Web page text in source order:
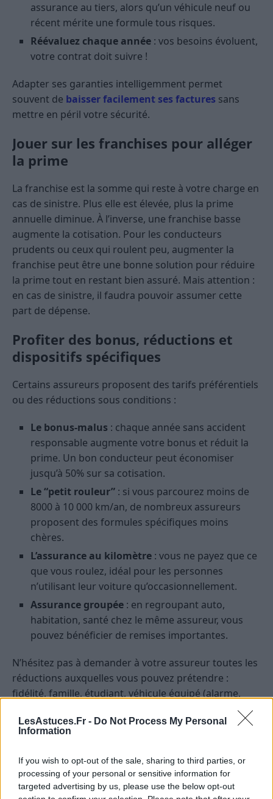
LesAstuces.Fr - Do Not Process My Personal
Information
If you wish to opt-out of the sale, sharing to third parties, or
processing of your personal or sensitive information for
targeted advertising by us, please use the below opt-out
assurance au tiers, alors qu’un véhicule neuf ou
récent mérite une formule tous risques.
Réévaluez chaque année : vos besoins évoluent,
votre contrat doit suivre !
Adapter ses garanties intelligemment permet
souvent de baisser facilement ses factures sans
mettre en péril votre sécurité.
Jouer sur les franchises pour alléger
la prime
La franchise est la somme qui reste à votre charge en
cas de sinistre. Plus elle est élevée, plus la prime
annuelle diminue. À l’inverse, une franchise basse
augmente la cotisation. Pour les conducteurs
prudents ou ceux qui roulent peu, augmenter la
franchise peut être une bonne solution pour réduire
la prime tout en restant bien assuré. Mais attention :
en cas de sinistre, il faudra pouvoir assumer cette
part de dépense.
Profiter des bonus, réductions et
dispositifs spécifiques
Certains assureurs proposent des tarifs préférentiels
ou des réductions sous conditions :
Le bonus-malus : chaque année sans accident
responsable augmente votre bonus et réduit la
prime. Un bon conducteur peut économiser
jusqu’à 50% sur sa cotisation.
Le “petit rouleur” : si vous parcourez moins de
8000 à 10 000 km/an, de nombreux assureurs
proposent des formules spécifiques moins
chères.
L’assurance au kilomètre : vous ne payez que ce
que vous roulez, idéal pour les personnes
n’utilisant leur voiture qu’occasionnellement.
Assurance groupée : en regroupant auto,
habitation, santé chez le même assureur, vous
pouvez bénéficier de remises importantes.
N’hésitez pas à demander à votre assureur toutes les
réductions auxquelles vous pouvez prétendre :
fidélité, famille, étudiant, véhicule équipé (alarme,
Choisir un véhicule moins coûteux à
assurer
La catégorie et la puissance du véhicule influencent